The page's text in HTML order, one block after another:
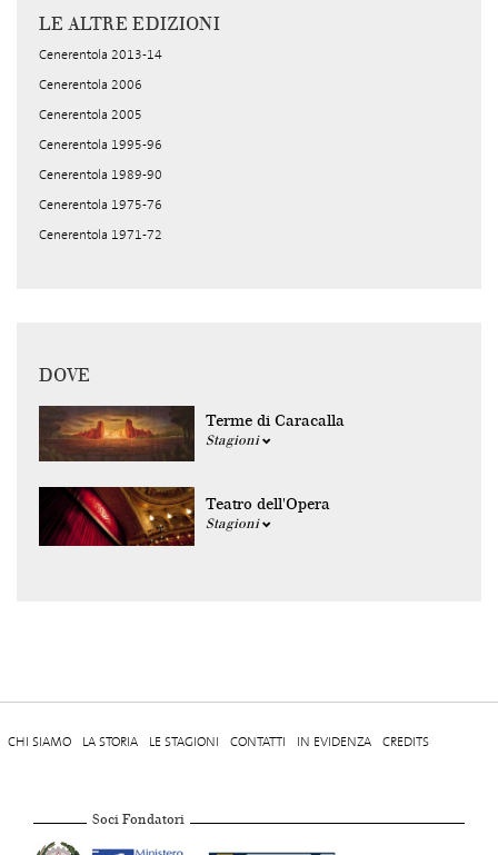
LE ALTRE EDIZIONI
Cenerentola 2013-14
Cenerentola 2006
Cenerentola 2005
Cenerentola 1995-96
Cenerentola 1989-90
Cenerentola 1975-76
Cenerentola 1971-72
DOVE
Terme di Caracalla
Stagioni
Teatro dell'Opera
Stagioni
CHI SIAMO LA STORIA LE STAGIONI CONTATTI IN EVIDENZA CREDITS
Soci Fondatori